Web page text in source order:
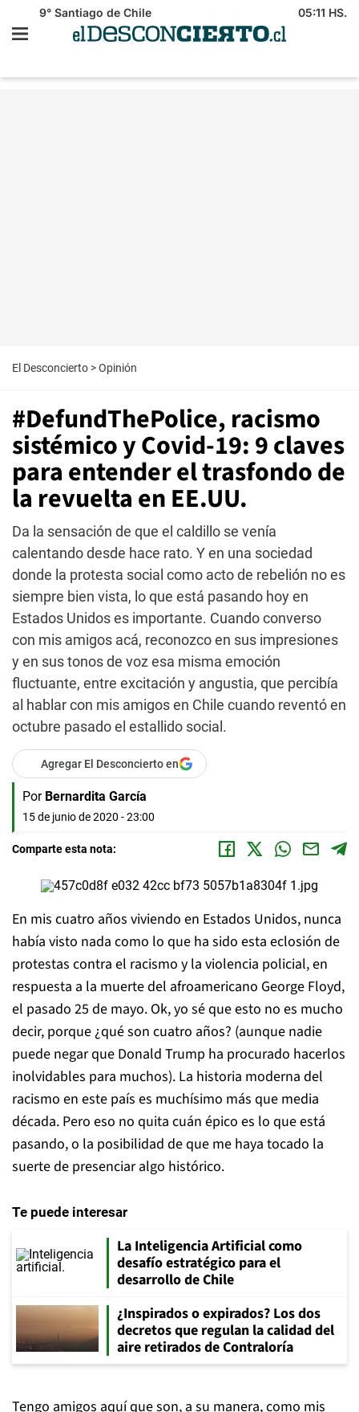
9° Santiago de Chile 05:11 HS.
El Desconcierto >Opinión
#DefundThePolice, racismo
sistémico y Covid-19: 9 claves
para entender el trasfondo de
la revuelta en EE.UU.
Da la sensación de que el caldillo se venía
calentando desde hace rato. Y en una sociedad
donde la protesta social como acto de rebelión no es
siempre bien vista, lo que está pasando hoy en
Estados Unidos es importante. Cuando converso
con mis amigos acá, reconozco en sus impresiones
y en sus tonos de voz esa misma emoción
fluctuante, entre excitación y angustia, que percibía
al hablar con mis amigos en Chile cuando reventó en
octubre pasado el estallido social.
Agregar El Desconcierto en
Por Bernardita García
15 de junio de 2020 - 23:00
Comparte esta nota:
En mis cuatro años viviendo en Estados Unidos, nunca
había visto nada como lo que ha sido esta eclosión de
protestas contra el racismo y la violencia policial, en
respuesta a la muerte del afroamericano George Floyd,
el pasado 25 de mayo. Ok, yo sé que esto no es mucho
decir, porque ¿qué son cuatro años? (aunque nadie
puede negar que Donald Trump ha procurado hacerlos
inolvidables para muchos). La historia moderna del
racismo en este país es muchísimo más que media
década. Pero eso no quita cuán épico es lo que está
pasando, o la posibilidad de que me haya tocado la
suerte de presenciar algo histórico.
Te puede interesar
La Inteligencia Artificial como
desafío estratégico para el
desarrollo de Chile
¿Inspirados o expirados? Los dos
decretos que regulan la calidad del
aire retirados de Contraloría
Tengo amigos aquí que son, a su manera, como mis